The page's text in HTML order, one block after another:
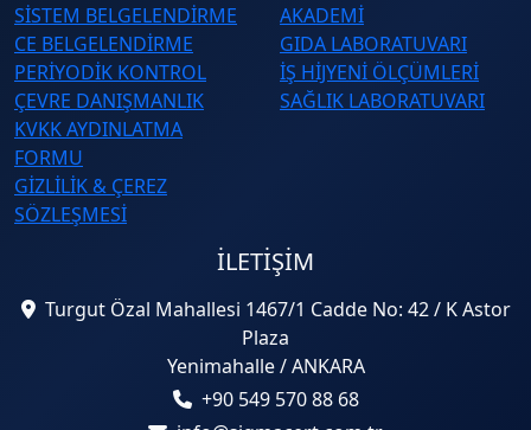
SİSTEM BELGELENDİRME
CE BELGELENDİRME
PERİYODİK KONTROL
ÇEVRE DANIŞMANLIK
KVKK AYDINLATMA
FORMU
GİZLİLİK & ÇEREZ
SÖZLEŞMESİ
AKADEMİ
GIDA LABORATUVARI
İŞ HİJYENİ ÖLÇÜMLERİ
SAĞLIK LABORATUVARI
İLETIŞIM
Turgut Özal Mahallesi 1467/1 Cadde No: 42 / K Astor
Plaza
Yenimahalle / ANKARA
+90 549 570 88 68